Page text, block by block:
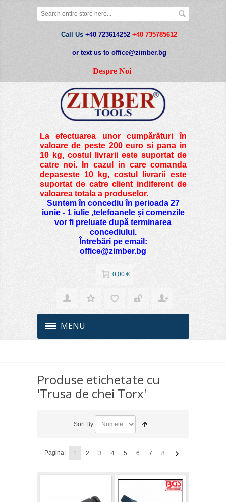
Call Us +40 723614252 +40 735785612
or text us to office@zimber.bg
Despre Noi
La efectuarea unor cumpărături în
valoare de peste200 euro si pana in
10 kg, costul livrarii este suportat de
catre noi. In cazul in care comanda
depaseste 10 kg, costul livrarii este
suportat de catre client indiferent de
valoarea totala a produselor.
Suntem în concediu în perioada 27
iunie - 1 iulie ,telefoanele și comenzile
vor fi preluate după terminarea
concediului.
Întrebări pe email:
office@zimber.bg
0,00 €
MENU
Produse etichetate cu
'Trusa de chei Torx'
Sort By
Pagina: 1 2 3 4 5 6 7 8